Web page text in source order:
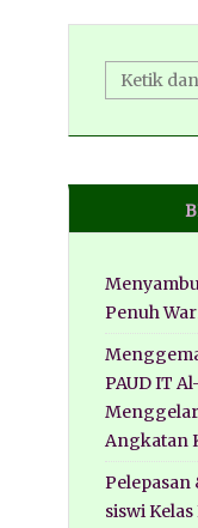
Penuh
PAUD IT
Menggelar
Angkatan
Pelepasan
siswi